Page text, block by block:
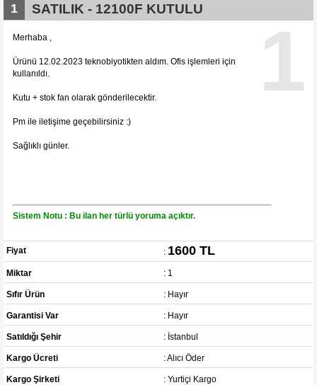
1
1 SATILIK - 12100F KUTULU
Merhaba ,
Ürünü 12.02.2023 teknobiyotikten aldım. Ofis işlemleri için
kullanıldı.
Kutu + stok fan olarak gönderilecektir.
Pm ile iletişime geçebilirsiniz :)
Sağlıklı günler.
Sistem Notu : Bu ilan her türlü yoruma açıktır.
Fiyat : 1600 TL
Miktar : 1
Sıfır Ürün : Hayır
Garantisi Var : Hayır
Satıldığı Şehir : İstanbul
Kargo Ücreti : Alıcı Öder
Kargo Şirketi : Yurtiçi Kargo